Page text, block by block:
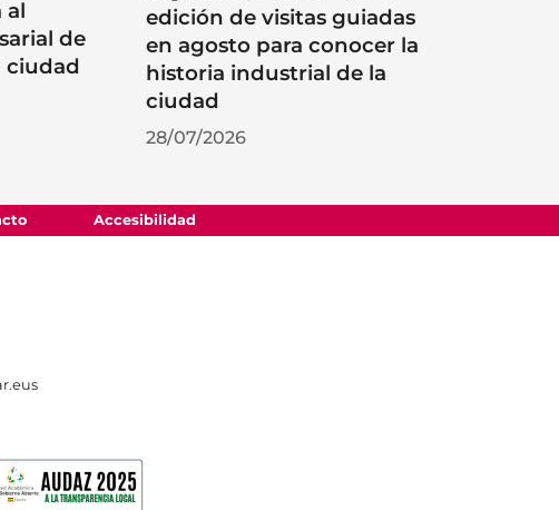
al
de
ciudad
edición de visitas guiadas
en agosto para conocer la
historia industrial de la
ciudad
28/07/2026
Accesibilidad